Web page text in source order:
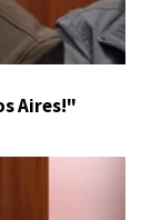
Aires!"